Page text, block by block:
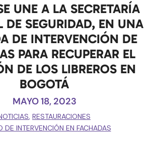
UNE A LA SECRETARÍA
DE SEGURIDAD, EN UNA
DE INTERVENCIÓN DE
PARA RECUPERAR EL
DE LOS LIBREROS EN
BOGOTÁ
MAYO 18, 2023
, RESTAURACIONES
DE INTERVENCIÓN EN FACHADAS